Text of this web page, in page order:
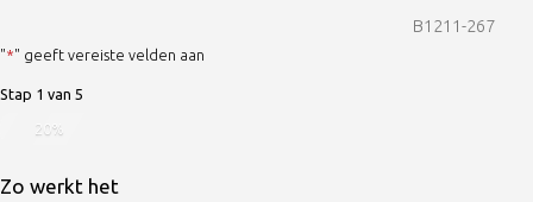
B1211-267
"*" geeft vereiste velden aan
Stap 1 van 5
20%
Zo werkt het